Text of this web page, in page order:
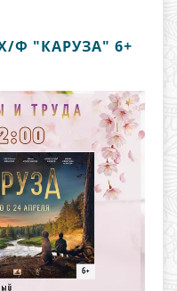
Ф "КАРУЗА" 6+